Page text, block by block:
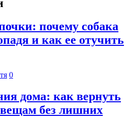
почему собака
и как ее отучить
0
дома: как вернуть
без лишних